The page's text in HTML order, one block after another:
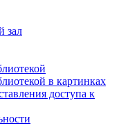
зал
в картинках
доступа к